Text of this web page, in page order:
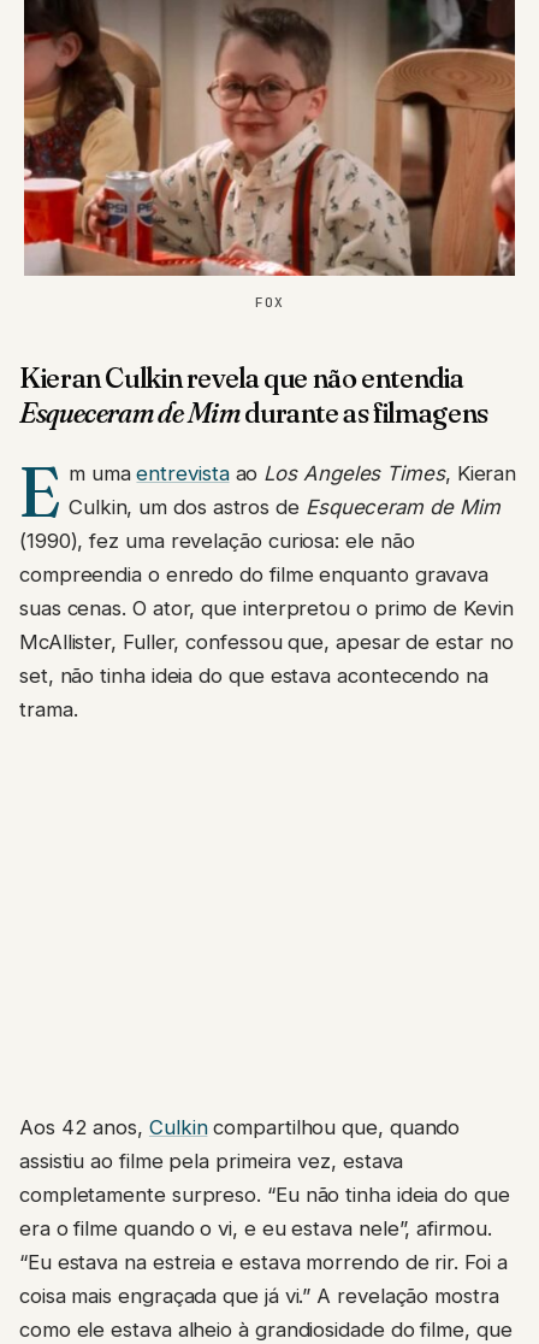
FOX
Kieran Culkin revela que não entendia
Esqueceram de Mimdurante as filmagens
E m umaentrevistaao Los Angeles Times, Kieran
Culkin, um dos astros de Esqueceram de Mim
(1990), fez uma revelação curiosa: ele não
compreendia o enredo do filme enquanto gravava
suas cenas. O ator, que interpretou o primo de Kevin
McAllister, Fuller, confessou que, apesar de estar no
set, não tinha ideia do que estava acontecendo na
trama.
Aos 42 anos, Culkincompartilhou que, quando
assistiu ao filme pela primeira vez, estava
completamente surpreso. “Eu não tinha ideia do que
era o filme quando o vi, e eu estava nele”, afirmou.
“Eu estava na estreia e estava morrendo de rir. Foi a
coisa mais engraçada que já vi.” A revelação mostra
como ele estava alheio à grandiosidade do filme, que